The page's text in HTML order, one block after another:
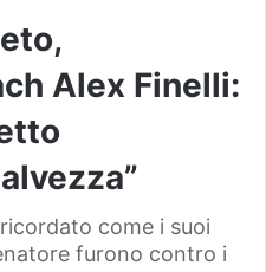
Alex Finelli:
come i suoi
furono contro i